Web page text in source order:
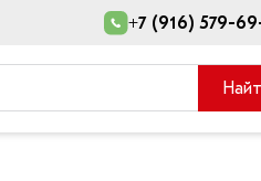
+7 (916) 579-